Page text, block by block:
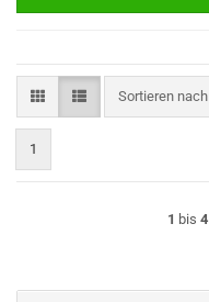
Sortieren nach
Sortieren nach
1
1 bis 4